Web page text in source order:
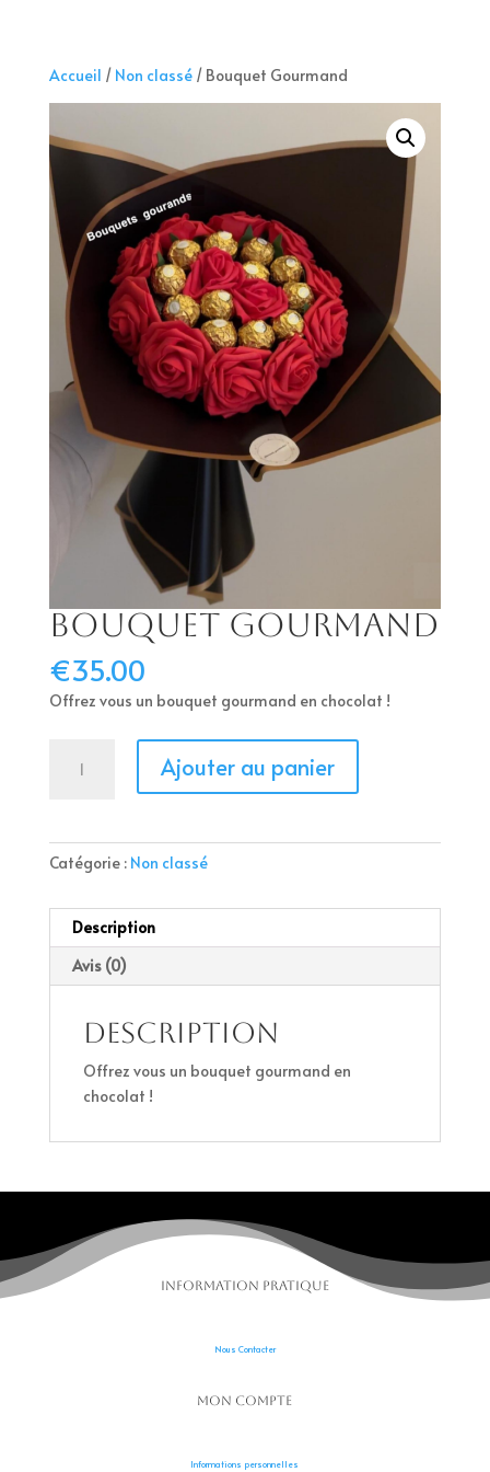
Accueil / Non classé/ Bouquet Gourmand
Bouquet Gourmand
€35.00
Offrez vous un bouquet gourmand en chocolat !
Ajouter au panier
Catégorie : Non classé
Description
Avis (0)
Description
Offrez vous un bouquet gourmand en
chocolat !
Information pratique
Nous Contacter
Mon compte
Informations personnelles